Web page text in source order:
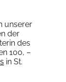
unserer
der
des
100, –
in St.